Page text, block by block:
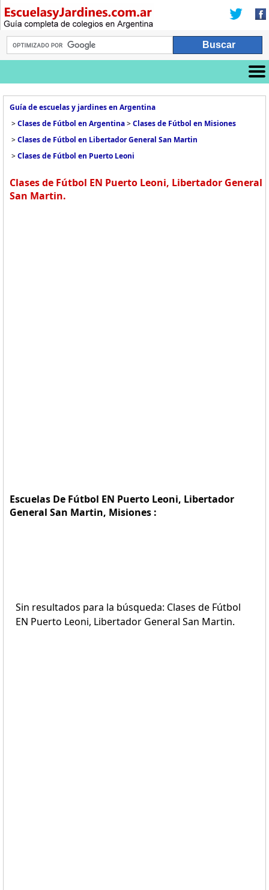
Guía de escuelas y jardines en Argentina
>Clases de Fútbol en Argentina>Clases de Fútbol en Misiones
>Clases de Fútbol en Libertador General San Martin
>Clases de Fútbol en Puerto Leoni
Clases de Fútbol EN Puerto Leoni, Libertador General
San Martin.
Escuelas De Fútbol EN Puerto Leoni, Libertador
General San Martin, Misiones :
Sin resultados para la búsqueda: Clases de Fútbol
EN Puerto Leoni, Libertador General San Martin.